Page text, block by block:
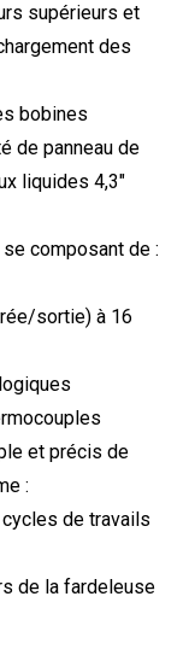
supérieurs et
des
bobines
de panneau de
liquides 4,3"
composant de :
sortie) à 16
et précis de
:
de travails
de la fardeleuse